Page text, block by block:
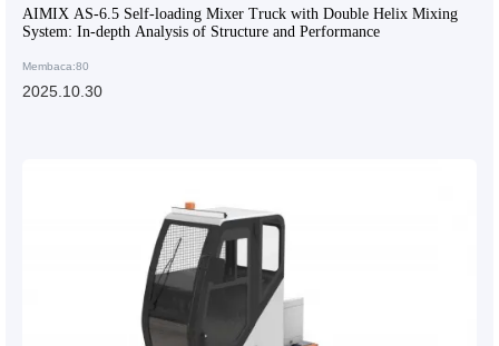
AIMIX AS-6.5 Self-loading Mixer Truck with Double Helix Mixing
System: In-depth Analysis of Structure and Performance
Membaca:80
2025.10.30